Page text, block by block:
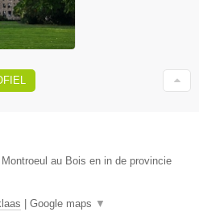
au Bois en in de provincie
Google maps ▼